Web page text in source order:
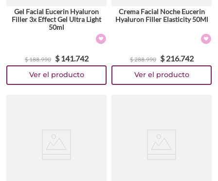
Gel Facial Eucerin Hyaluron
Filler 3x Effect Gel Ultra Light
50ml
$188.990 $ 141.742
Crema Facial Noche Eucerin
Hyaluron Filler Elasticity 50Ml
$288.990 $ 216.742